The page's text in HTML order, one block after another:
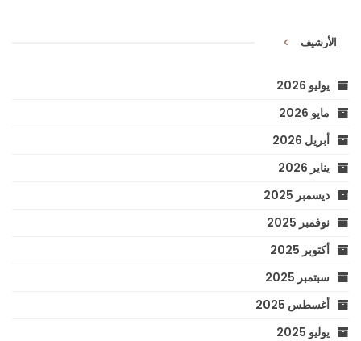
الأرشيف
يوليو 2026
مايو 2026
أبريل 2026
يناير 2026
ديسمبر 2025
نوفمبر 2025
أكتوبر 2025
سبتمبر 2025
أغسطس 2025
يوليو 2025